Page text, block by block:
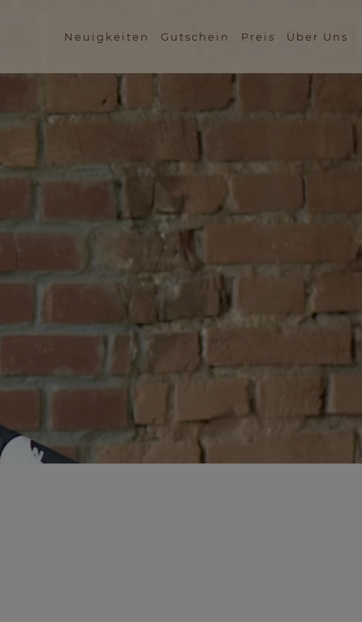
Neuigkeiten Gutschein Preis Über Uns